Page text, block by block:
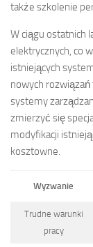
także szkolenie
W ciągu ostatnich
elektrycznych, co
istniejących
nowych
systemy
zmierzyć się
modyfikacji
kosztowne.
Wyzwanie
Trudne warunki
pracy